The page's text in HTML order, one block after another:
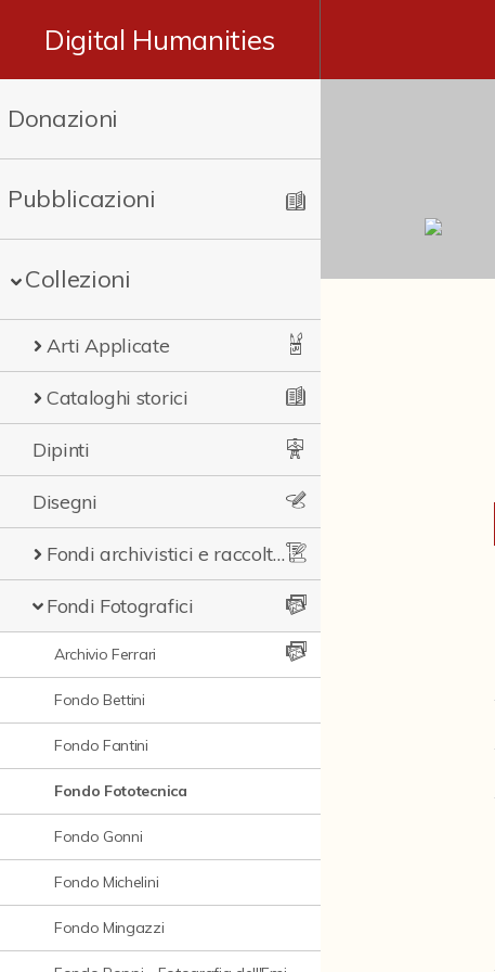
Digital Humanities
Donazioni
Pubblicazioni
Collezioni
Arti Applicate
Cataloghi storici
Dipinti
Disegni
Fondi archivistici e raccolte documentarie
Fondi Fotografici
Archivio Ferrari
Fondo Bettini
Fondo Fantini
Fondo Fototecnica
Fondo Gonni
Fondo Michelini
Fondo Mingazzi